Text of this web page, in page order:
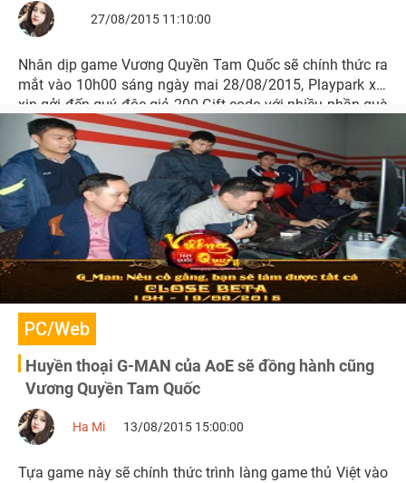
27/08/2015 11:10:00
Nhân dịp game Vương Quyền Tam Quốc sẽ chính thức ra
mắt vào 10h00 sáng ngày mai 28/08/2015, Playpark xin
xin gởi đến quý độc giả 200 Gift code với nhiều phần quà
giá trị.
PC/Web
Huyền thoại G-MAN của AoE sẽ đồng hành cũng
Vương Quyền Tam Quốc
Ha Mi 13/08/2015 15:00:00
Tựa game này sẽ chính thức trình làng game thủ Việt vào